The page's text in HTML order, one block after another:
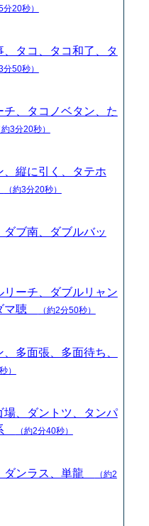
分20秒）
、タコ、タコ和了、タ
分50秒）
チ、タコノベタン、た
約3分20秒）
、縦に引く、タテホ
（約3分20秒）
ダブ南、ダブルバッ
リーチ、ダブルリャン
マ聴
（約2分50秒）
多面張、多面待ち、
）
場、ダントツ、タンパ
（約2分40秒）
ダンラス、単龍
（約2